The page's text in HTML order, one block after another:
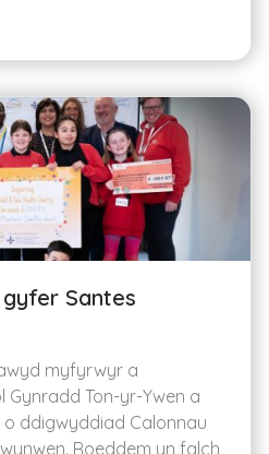
Santes
myfyrwyr a
Gynradd Ton-yr-Ywen a
o ddigwyddiad Calonnau
Roeddem yn falch